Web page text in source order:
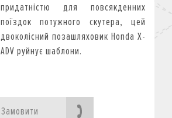
придатністю для повсякденних
поїздок потужного скутера, цей
двоколісний позашляховик Honda X-
ADV руйнує шаблони.
Замовити